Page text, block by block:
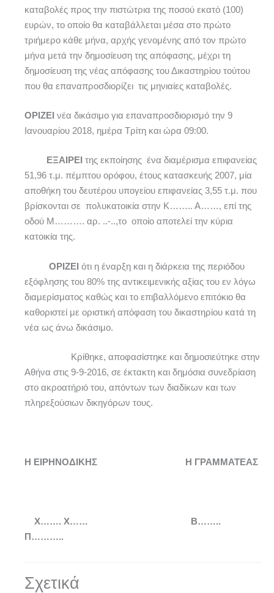
καταβολές προς την πιστώτρια της ποσού εκατό (100)
ευρών, το οποίο θα καταβάλλεται μέσα στο πρώτο
τριήμερο κάθε μήνα, αρχής γενομένης από τον πρώτο
μήνα μετά την δημοσίευση της απόφασης, μέχρι τη
δημοσίευση της νέας απόφασης του Δικαστηρίου τούτου
που θα επαναπροσδιορίζει τις μηνιαίες καταβολές.
ΟΡΙΖΕΙ νέα δικάσιμο για επαναπροσδιορισμό την 9
Ιανουαρίου 2018, ημέρα Τρίτη και ώρα 09:00.
ΕΞΑΙΡΕΙ της εκποίησης ένα διαμέρισμα επιφανείας
51,96 τ.μ. πέμπτου ορόφου, έτους κατασκευής 2007, μία
αποθήκη του δευτέρου υπογείου επιφανείας 3,55 τ.μ. που
βρίσκονται σε πολυκατοικία στην Κ…….. Α……, επί της
οδού Μ………. αρ. ..-..,το οποίο αποτελεί την κύρια
κατοικία της.
ΟΡΙΖΕΙ ότι η έναρξη και η διάρκεια της περιόδου
εξόφλησης του 80% της αντικειμενικής αξίας του εν λόγω
διαμερίσματος καθώς και το επιβαλλόμενο επιτόκιο θα
καθοριστεί με οριστική απόφαση του δικαστηρίου κατά τη
νέα ως άνω δικάσιμο.
Κρίθηκε, αποφασίστηκε και δημοσιεύτηκε στην
Αθήνα στις 9-9-2016, σε έκτακτη και δημόσια συνεδρίαση
στο ακροατήριό του, απόντων των διαδίκων και των
πληρεξούσιων δικηγόρων τους.
Η ΕΙΡΗΝΟΔΙΚΗΣ Η ΓΡΑΜΜΑΤΕΑΣ
Χ……. X…… Β……..
Π………..
Σχετικά